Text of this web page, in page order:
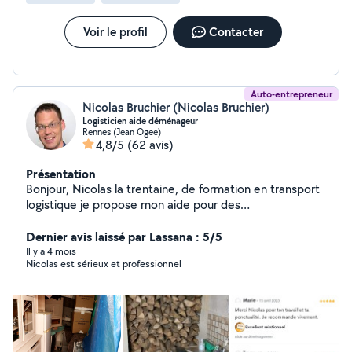
Voir le profil Contacter
Auto-entrepreneur
Nicolas Bruchier (Nicolas Bruchier)
Logisticien aide déménageur
Rennes (Jean Ogee)
4,8/5 (62 avis)
Présentation
Bonjour, Nicolas la trentaine, de formation en transport
logistique je propose mon aide pour des
véhicule ni le permis. Salutations distinguées,
Dernier avis laissé par Lassana : 5/5
Il y a 4 mois
Nicolas est sérieux et professionnel